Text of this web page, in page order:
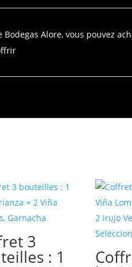
Alore, vous pouvez
3
: 1